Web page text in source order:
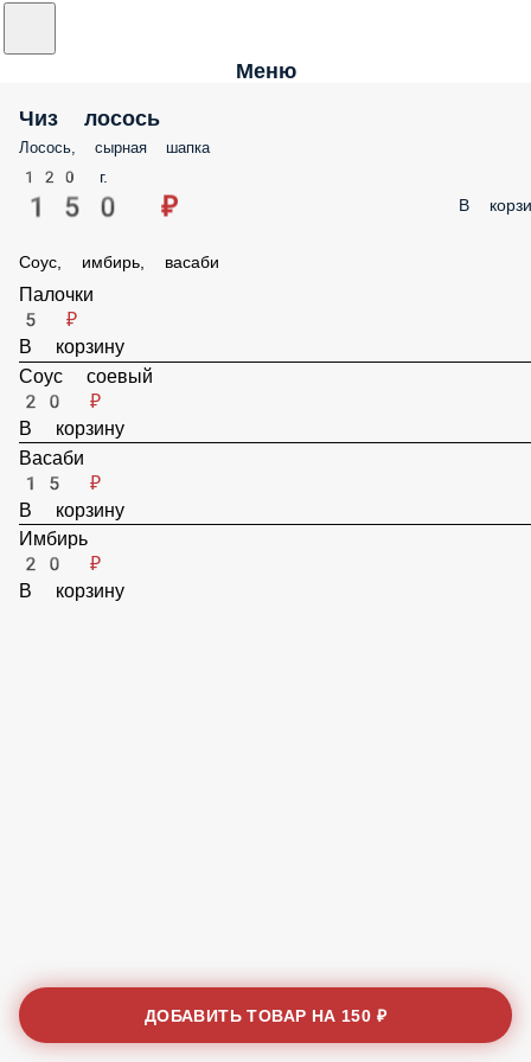
Меню
Чиз лосось
Лосось, сырная шапка
120 г.
150 ₽ В
Соус, имбирь, васаби
Палочки
5 ₽
В корзину
Соус соевый
20 ₽
В корзину
Васаби
15 ₽
В корзину
Имбирь
ДОБАВИТЬ ТОВАР НА 150 ₽